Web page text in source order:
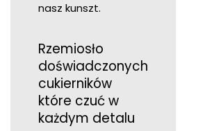
nasz kunszt.
Rzemiosło
doświadczonych
cukierników
które czuć w
każdym detalu